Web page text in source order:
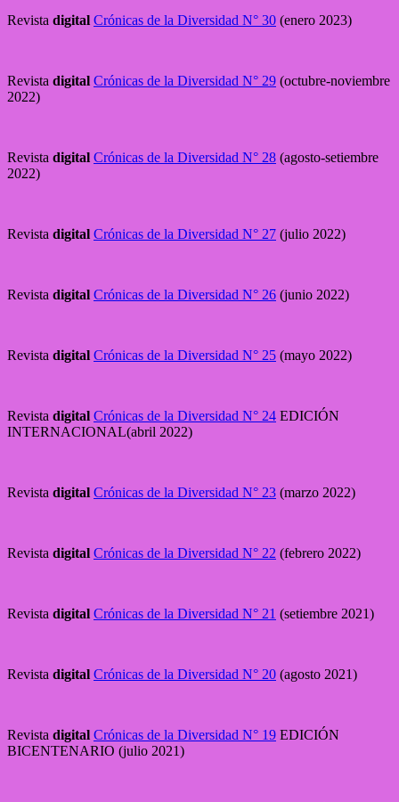
Revista digital Crónicas de la Diversidad N° 30 (enero 2023)
Revista digital Crónicas de la Diversidad N° 29 (octubre-noviembre
2022)
Revista digital Crónicas de la Diversidad N° 28 (agosto-setiembre
2022)
Revista digital Crónicas de la Diversidad N° 27 (julio 2022)
Revista digital Crónicas de la Diversidad N° 26 (junio 2022)
Revista digital Crónicas de la Diversidad N° 25 (mayo 2022)
Revista digital Crónicas de la Diversidad N° 24 EDICIÓN
INTERNACIONAL(abril 2022)
Revista digital Crónicas de la Diversidad N° 23 (marzo 2022)
Revista digital Crónicas de la Diversidad N° 22 (febrero 2022)
Revista digital Crónicas de la Diversidad N° 21 (setiembre 2021)
Revista digital Crónicas de la Diversidad N° 20 (agosto 2021)
Revista digital Crónicas de la Diversidad N° 19 EDICIÓN
BICENTENARIO (julio 2021)